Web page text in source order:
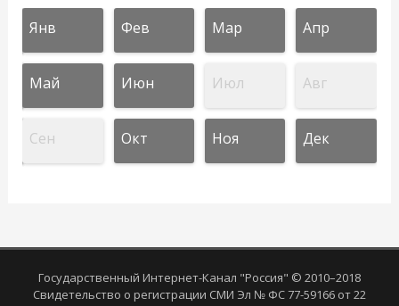
Янв Фев Мар Апр
Май Июн Июл Авг
Сен Окт Ноя Дек
Государственный Интернет-Канал "Россия" © 2010–2018
Свидетельство о регистрации СМИ Эл № ФС 77-59166 от 22